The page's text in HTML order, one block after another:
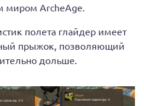
миром ArcheAge.
полета глайдер имеет
прыжок, позволяющий
дольше.